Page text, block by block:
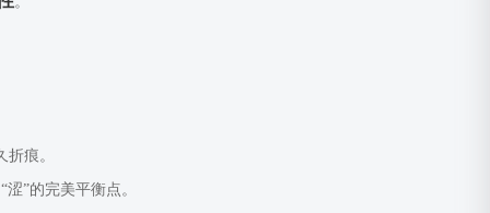
痕。
”的完美平衡点。